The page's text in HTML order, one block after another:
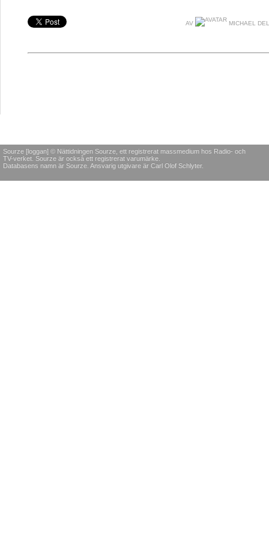
AV MICHAEL
Sourze [loggan] © Nättidningen Sourze, ett registrerat massmedium hos Radio- och
TV-verket. Sourze är också ett registrerat varumärke.
Databasens namn är Sourze. Ansvarig utgivare är Carl Olof Schlyter.